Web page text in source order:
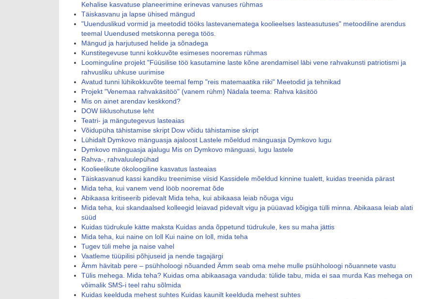
Kehalise kasvatuse planeerimine erinevas vanuses rühmas
Täiskasvanu ja lapse ühised mängud
"Uuenduslikud vormid ja meetodid tööks lastevanematega koolieelses lasteasutuses" metoodiline arendus
teemal Uuendused metskonna perega töös.
Mängud ja harjutused helide ja sõnadega
Kunstitegevuse tunni kokkuvõte esimeses nooremas rühmas
Loominguline projekt "Füüsilise töö kasutamine laste kõne arendamisel läbi vene rahvakunsti patriotismi ja
rahvusliku uhkuse uurimise
Avatud tunni lühikokkuvõte teemal femp "reis matemaatika riiki" Meetodid ja tehnikad
Projekt "Venemaa rahvakäsitöö" (vanem rühm) Nädala teema: Rahva käsitöö
Mis on ainet arendav keskkond?
DOW liiklusohutuse leht
Teatri- ja mängutegevus lasteaias
Võidupüha tähistamise skript Dow võidu tähistamise skript
Lühidalt Dymkovo mänguasja ajaloost Lastele mõeldud mänguasja Dymkovo lugu
Dymkovo mänguasja ajalugu Mis on Dymkovo mänguasi, lugu lastele
Rahva-, rahvaluulepühad
Koolieelikute ökoloogiline kasvatus lasteaias
Täiskasvanud kassi kandiku treenimise viisid Kassidele mõeldud kinnine tualett, kuidas treenida pärast
Mida teha, kui vanem vend lööb nooremat õde
Abikaasa kritiseerib pidevalt Mida teha, kui abikaasa leiab nõuga vigu
Mida teha, kui skandaalsed kolleegid leiavad pidevalt vigu ja püüavad kõigiga tülli minna. Abikaasa leiab alati
süüd
Kuidas tüdrukule kätte maksta Kuidas anda õppetund tüdrukule, kes su maha jättis
Mida teha, kui naine on loll Kui naine on loll, mida teha
Tugev tüli mehe ja naise vahel
Vaatleme tüüpilisi põhjuseid ja nende tagajärgi
Ämm hävitab pere – psühholoogi nõuanded Ämm seab oma mehe mulle psühholoogi nõuannete vastu
Tülis mehega. Mida teha? Kuidas oma abikaasaga vanduda: tülide tabu, mida ei saa murda Kas mehega on
võimalik SMS-i teel rahu sõlmida
Kuidas keelduda mehest suhtes Kuidas kaunilt keelduda mehest suhtes